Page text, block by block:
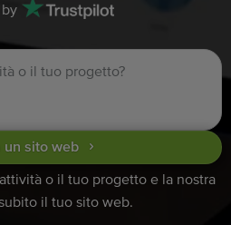
un sito web
o il tuo progetto e la nostra
il tuo sito web.